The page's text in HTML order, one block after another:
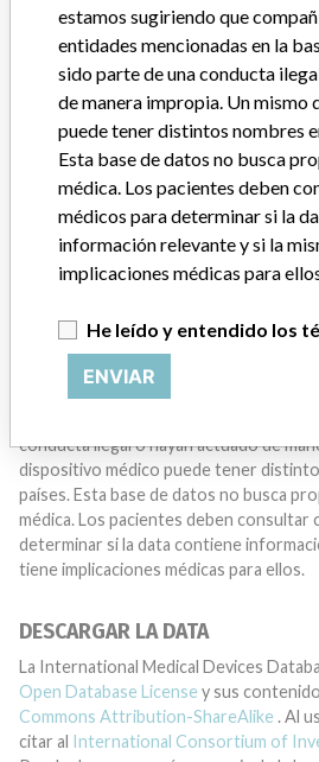
¿Trabaja en la industria médica?
algún dispositivo médico?
terminado. Queremos
¡CUÉNTANOS TU
AVISO
Los dispositivos médicos ayudan con el
prevención y el tratamiento de muchas
A través de la International Medical
estamos sugiriendo que compañías u
conducta ilegal o hayan actuado de
dispositivo médico puede tener
países. Esta base de datos no busca
médica. Los pacientes deben consultar
determinar si la data contiene
tiene implicaciones médicas para ellos.
DESCARGAR LA DATA
La International Medical Devices
Open Database License y sus
Commons Attribution-ShareAlike . Al
citar al International Consortium of
estamos sugiriendo que
entidades mencionadas en la
sido parte de una conducta
de manera impropia. Un
puede tener distintos nombres
Esta base de datos no busca
médica. Los pacientes deben
médicos para determinar si la
información relevante y si la
implicaciones médicas para
He leído y entendido los
ENVIAR